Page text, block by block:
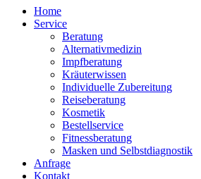
Home
Service
Beratung
Alternativmedizin
Impfberatung
Kräuterwissen
Individuelle Zubereitung
Reiseberatung
Kosmetik
Bestellservice
Fitnessberatung
Masken und Selbstdiagnostik
Anfrage
Kontakt